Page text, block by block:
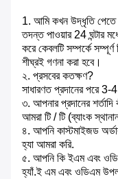
1. আমি কখন উদ্ধৃতি পেতে
তদন্ত পাওয়ার 24 ঘন্টার
করে কেবলটি সম্পর্কে
শীঘ্রই গণনা করা হবে।
২. প্রসবের কতক্ষণ?
সাধারণত প্রদানের পরে 3-
৩. আপনার প্রদানের শর্তাদি
আমরা টি / টি (ব্যাংক
৪. আপনি কাস্টমাইজড
হ্যা আমরা করি.
৫. আপনি কি ইএম এবং
হ্যাঁ.ই এম এবং ওডিএম